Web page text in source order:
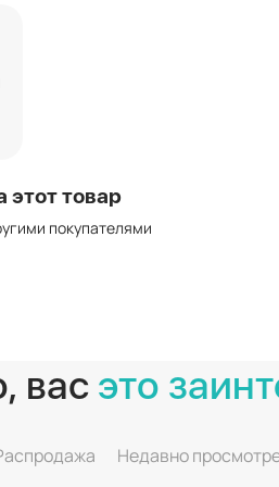
этот товар
покупателями
вас это
Недавно